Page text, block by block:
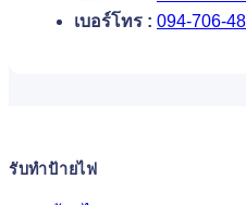
เบอร์โทร : 094-706-
รับทำป้ายไฟ